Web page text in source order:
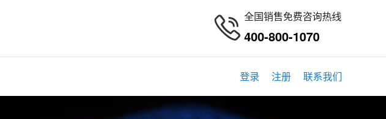
全国销售免费咨询热线
400-800-1070
登录 注册 联系我们